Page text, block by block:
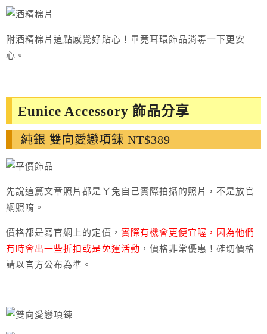
附酒精棉片這點感覺好貼心！畢竟耳環飾品消毒一下更安
心。
Eunice Accessory 飾品分享
純銀 雙向愛戀項鍊 NT$389
先說這篇文章照片都是ㄚ兔自己實際拍攝的照片，不是放官
網照唷。
價格都是寫官網上的定價， 實際有機會更便宜喔， 因為他們
有時會出一些折扣或是免運活動 ，價格非常優惠！確切價格
請以官方公布為準。